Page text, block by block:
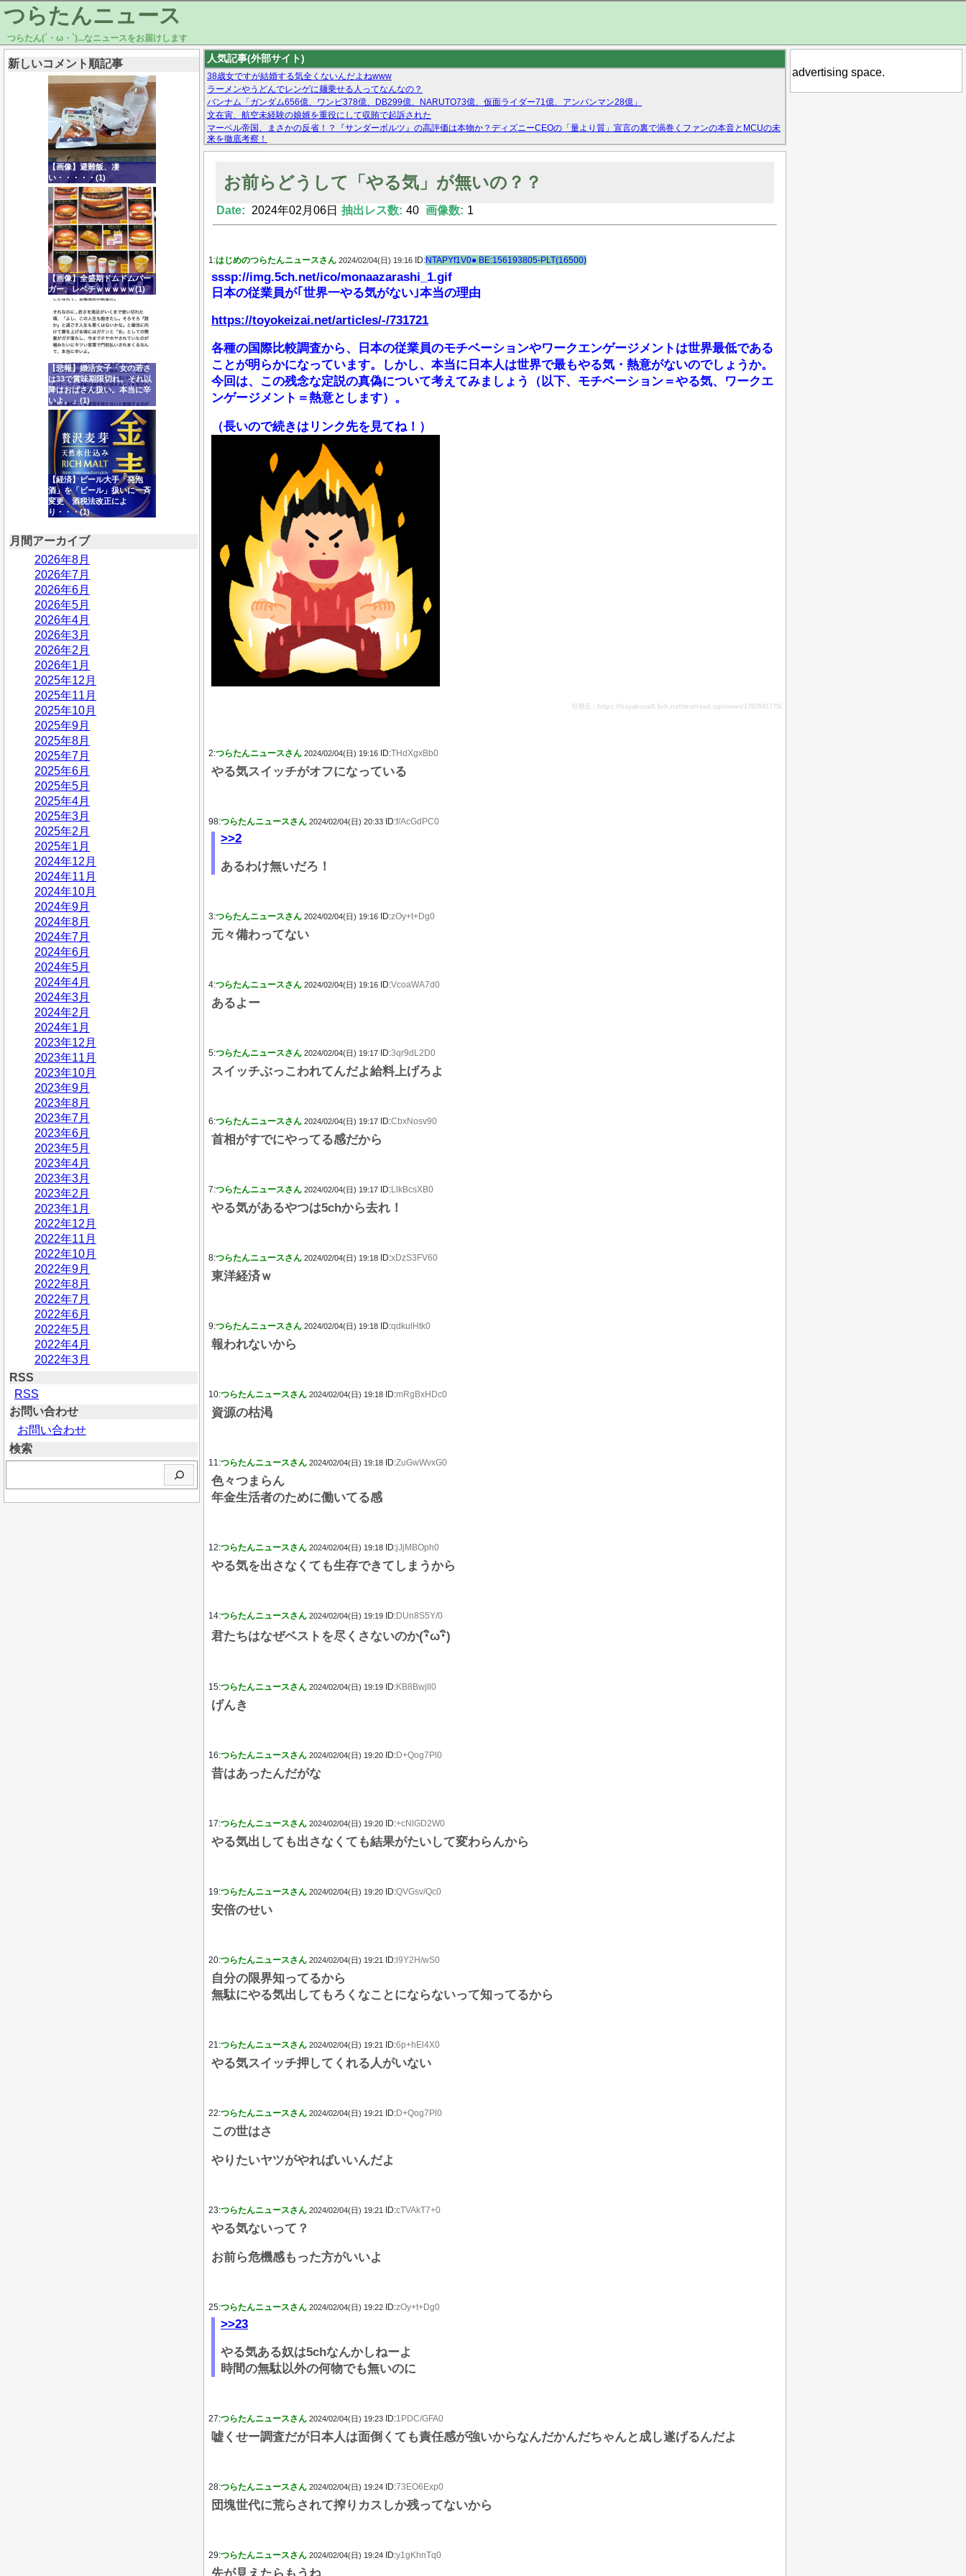
つらたんニュース
つらたん(´・ω・`)...なニュースをお届けします
新しいコメント順記事
【画像】避難飯、凄
い・・・・・(1)
【画像】全盛期ドムドムバー
ガー、レベチｗｗｗｗｗ(1)
【悲報】婚活女子「女の若さ
は33で賞味期限切れ。それ以
降はおばさん扱い。本当に辛
いよ。」(1)
【経済】ビール大手「発泡
酒」を「ビール」扱いに一斉
変更 酒税法改正によ
り・・・(1)
月間アーカイブ
2026年8月
2026年7月
2026年6月
2026年5月
2026年4月
2026年3月
2026年2月
2026年1月
2025年12月
2025年11月
2025年10月
2025年9月
2025年8月
2025年7月
2025年6月
2025年5月
2025年4月
2025年3月
2025年2月
2025年1月
2024年12月
2024年11月
2024年10月
2024年9月
2024年8月
2024年7月
2024年6月
2024年5月
2024年4月
2024年3月
2024年2月
2024年1月
2023年12月
2023年11月
2023年10月
2023年9月
2023年8月
2023年7月
2023年6月
2023年5月
2023年4月
2023年3月
2023年2月
2023年1月
2022年12月
2022年11月
2022年10月
2022年9月
2022年8月
2022年7月
2022年6月
2022年5月
2022年4月
2022年3月
RSS
RSS
お問い合わせ
お問い合わせ
検索
人気記事(外部サイト)
38歳女ですが結婚する気全くないんだよねwww
ラーメンやうどんでレンゲに麺乗せる人ってなんなの？
バンナム「ガンダム656億、ワンピ378億、DB299億、NARUTO73億、仮面ライダー71億、アンパンマン28億」
文在寅、航空未経験の娘婿を重役にして収賄で起訴された
マーベル帝国、まさかの反省！？『サンダーボルツ』の高評価は本物か？ディズニーCEOの「量より質」宣言の裏で渦巻くファンの本音とMCUの未
来を徹底考察！
【モー娘。石田亜佑美】ファーストテイク出演も新規獲得ならず？北川莉央が1位に
お前らどうして「やる気」が無いの？？
Date: 2024年02月06日 抽出レス数: 40 画像数: 1
1:はじめのつらたんニュースさん 2024/02/04(日) 19:16 ID:NTAPYf1V0● BE:156193805-PLT(16500)
sssp://img.5ch.net/ico/monaazarashi_1.gif
日本の従業員が｢世界一やる気がない｣本当の理由
https://toyokeizai.net/articles/-/731721
各種の国際比較調査から、日本の従業員のモチベーションやワークエンゲージメントは世界最低である
ことが明らかになっています。しかし、本当に日本人は世界で最もやる気・熱意がないのでしょうか。
今回は、この残念な定説の真偽について考えてみましょう（以下、モチベーション＝やる気、ワークエ
ンゲージメント＝熱意とします）。
（長いので続きはリンク先を見てね！）
引用元：https://hayabusa9.5ch.net/test/read.cgi/news/1707041775/
2:つらたんニュースさん 2024/02/04(日) 19:16 ID:THdXgxBb0
やる気スイッチがオフになっている
98:つらたんニュースさん 2024/02/04(日) 20:33 ID:f/AcGdPC0
>>2
あるわけ無いだろ！
3:つらたんニュースさん 2024/02/04(日) 19:16 ID:zOy+t+Dg0
元々備わってない
4:つらたんニュースさん 2024/02/04(日) 19:16 ID:VcoaWA7d0
あるよー
5:つらたんニュースさん 2024/02/04(日) 19:17 ID:3qr9dL2D0
スイッチぶっこわれてんだよ給料上げろよ
6:つらたんニュースさん 2024/02/04(日) 19:17 ID:CbxNosv90
首相がすでにやってる感だから
7:つらたんニュースさん 2024/02/04(日) 19:17 ID:LlkBcsXB0
やる気があるやつは5chから去れ！
8:つらたんニュースさん 2024/02/04(日) 19:18 ID:xDzS3FV60
東洋経済ｗ
9:つらたんニュースさん 2024/02/04(日) 19:18 ID:qdkulHtk0
報われないから
10:つらたんニュースさん 2024/02/04(日) 19:18 ID:mRgBxHDc0
資源の枯渇
11:つらたんニュースさん 2024/02/04(日) 19:18 ID:ZuGwWvxG0
色々つまらん
年金生活者のために働いてる感
12:つらたんニュースさん 2024/02/04(日) 19:18 ID:jJjMBOph0
やる気を出さなくても生存できてしまうから
14:つらたんニュースさん 2024/02/04(日) 19:19 ID:DUn8S5Y/0
君たちはなぜベストを尽くさないのか(･ิω･ิ)
15:つらたんニュースさん 2024/02/04(日) 19:19 ID:KB8Bwjll0
げんき
16:つらたんニュースさん 2024/02/04(日) 19:20 ID:D+Qog7Pl0
昔はあったんだがな
17:つらたんニュースさん 2024/02/04(日) 19:20 ID:+cNlGD2W0
やる気出しても出さなくても結果がたいして変わらんから
19:つらたんニュースさん 2024/02/04(日) 19:20 ID:QVGsv/Qc0
安倍のせい
20:つらたんニュースさん 2024/02/04(日) 19:21 ID: l9Y2H/wS0
自分の限界知ってるから
無駄にやる気出してもろくなことにならないって知ってるから
21:つらたんニュースさん 2024/02/04(日) 19:21 ID:6p+hEl4X0
やる気スイッチ押してくれる人がいない
22:つらたんニュースさん 2024/02/04(日) 19:21 ID:D+Qog7Pl0
この世はさ
やりたいヤツがやればいいんだよ
23:つらたんニュースさん 2024/02/04(日) 19:21 ID:cTVAkT7+0
やる気ないって？
お前ら危機感もった方がいいよ
25:つらたんニュースさん 2024/02/04(日) 19:22 ID:zOy+t+Dg0
>>23
やる気ある奴は5chなんかしねーよ
時間の無駄以外の何物でも無いのに
27:つらたんニュースさん 2024/02/04(日) 19:23 ID:1PDC/GFA0
嘘くせー調査だが日本人は面倒くても責任感が強いからなんだかんだちゃんと成し遂げるんだよ
28:つらたんニュースさん 2024/02/04(日) 19:24 ID:73EO6Exp0
団塊世代に荒らされて搾りカスしか残ってないから
29:つらたんニュースさん 2024/02/04(日) 19:24 ID:y1gKhnTq0
advertising space.